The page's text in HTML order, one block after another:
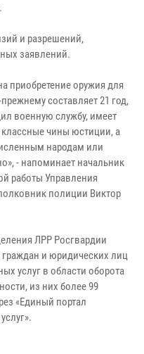
и разрешений,
заявлений.
приобретение оружия для
составляет 21 год,
военную службу, имеет
чины юстиции, а
народам или
- напоминает начальник
работы Управления
полиции Виктор
ЛРР Росгвардии
граждан и юридических лиц
услуг в области оборота
из них более 99
«Единый портал